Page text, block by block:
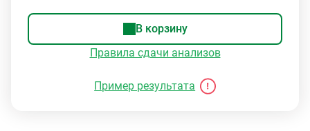
В корзину
Правила сдачи анализов
Пример результата